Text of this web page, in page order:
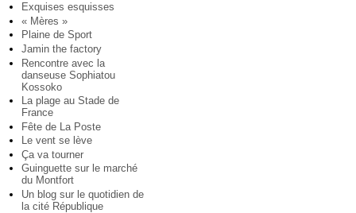
Exquises esquisses
« Mères »
Plaine de Sport
Jamin the factory
Rencontre avec la
danseuse Sophiatou
Kossoko
La plage au Stade de
France
Fête de La Poste
Le vent se lève
Ça va tourner
Guinguette sur le marché
du Montfort
Un blog sur le quotidien de
la cité République